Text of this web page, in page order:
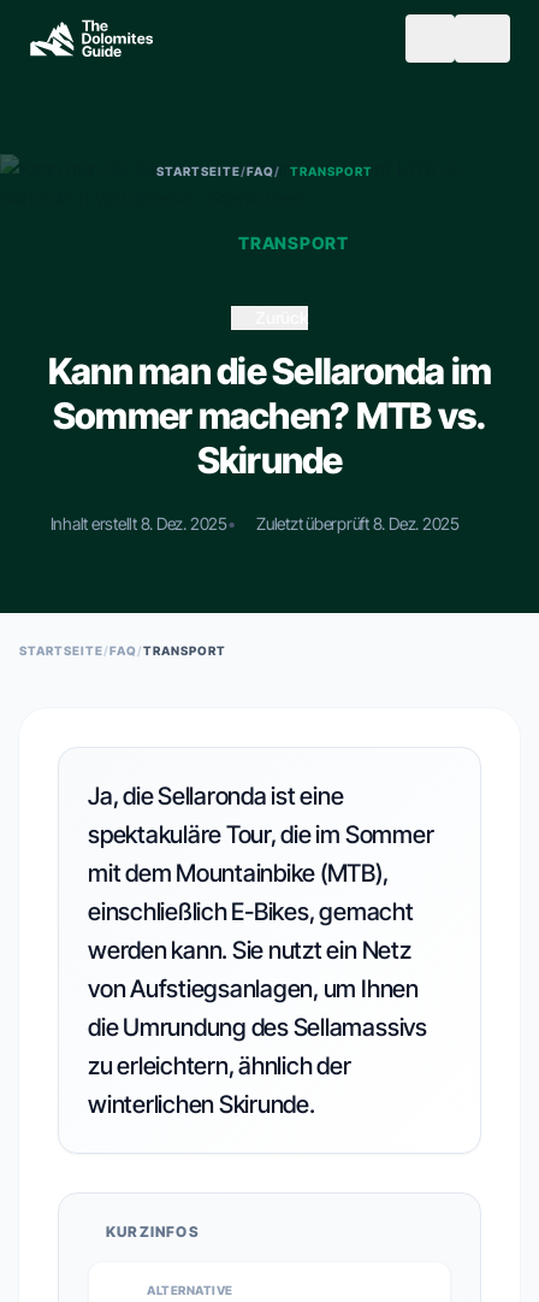
Skip to main content
SEARCH
ESC TO CLOSE • ↑↓ TO NAVIGATE • ENTER TO SELECT
STARTSEITE/FAQ/ TRANSPORT
TRANSPORT
Kann man die Sellaronda im
Sommer machen? MTB vs.
Skirunde
Inhalt erstellt 8. Dez. 2025• Zuletzt überprüft 8. Dez. 2025
STARTSEITE/FAQ/TRANSPORT
Ja, die Sellaronda ist eine
spektakuläre Tour, die im Sommer
mit dem Mountainbike (MTB),
einschließlich E-Bikes, gemacht
werden kann. Sie nutzt ein Netz
von Aufstiegsanlagen, um Ihnen
die Umrundung des Sellamassivs
zu erleichtern, ähnlich der
winterlichen Skirunde.
KURZINFOS
ALTERNATIVE